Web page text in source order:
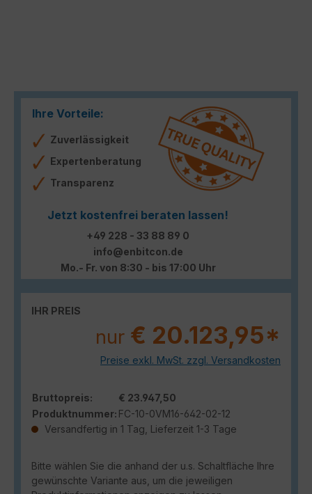
Ihre Vorteile:
Zuverlässigkeit
Expertenberatung
Transparenz
Jetzt kostenfrei beraten lassen!
+49 228 - 33 88 89 0
info@enbitcon.de
Mo.- Fr. von 8:30 - bis 17:00 Uhr
IHR PREIS
nur € 20.123,95*
Preise exkl. MwSt. zzgl. Versandkosten
Bruttopreis:
€ 23.947,50
Produktnummer: FC-10-0VM16-642-02-12
Versandfertig in 1 Tag, Lieferzeit 1-3 Tage
Bitte wählen Sie die anhand der u.s. Schaltfläche Ihre
gewünschte Variante aus, um die jeweiligen